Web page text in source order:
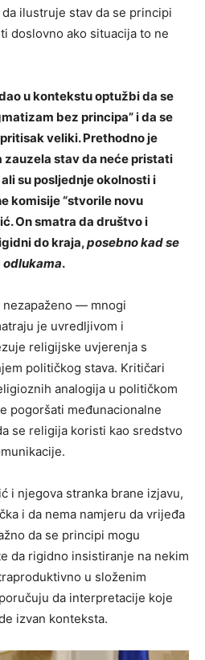
ilustruje stav da se principi
doslovno ako situacija to ne
u kontekstu optužbi da se
bez principa” i da se
veliki. Prethodno je
zauzela stav da neće pristati
su posljednje okolnosti i
komisije “stvorile novu
On smatra da društvo i
do kraja,posebno kad se
.
nezapaženo — mnogi
je uvredljivom i
religijske uvjerenja s
političkog stava. Kritičari
analogija u političkom
pogoršati međunacionalne
se religija koristi kao sredstvo
i njegova stranka brane izjavu,
i da nema namjeru da vrijeđa
da se principi mogu
da rigidno insistiranje na nekim
u složenim
da interpretacije koje
izvan konteksta.